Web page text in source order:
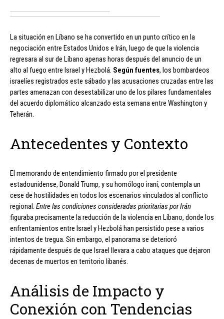
La situación en Líbano se ha convertido en un punto crítico en la
negociación entre Estados Unidos e Irán, luego de que la violencia
regresara al sur de Líbano apenas horas después del anuncio de un
alto al fuego entre Israel y Hezbolá. Según fuentes, los bombardeos
israelíes registrados este sábado y las acusaciones cruzadas entre las
partes amenazan con desestabilizar uno de los pilares fundamentales
del acuerdo diplomático alcanzado esta semana entre Washington y
Teherán.
Antecedentes y Contexto
El memorando de entendimiento firmado por el presidente
estadounidense, Donald Trump, y su homólogo iraní, contempla un
cese de hostilidades en todos los escenarios vinculados al conflicto
regional. Entre las condiciones consideradas prioritarias por Irán
figuraba precisamente la reducción de la violencia en Líbano, donde los
enfrentamientos entre Israel y Hezbolá han persistido pese a varios
intentos de tregua. Sin embargo, el panorama se deterioró
rápidamente después de que Israel llevara a cabo ataques que dejaron
decenas de muertos en territorio libanés.
Análisis de Impacto y
Conexión con Tendencias